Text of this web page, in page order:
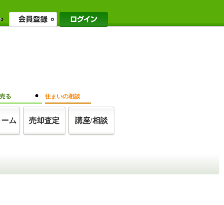
ーム
売る
売却査定
住まいの相談
講座/相談